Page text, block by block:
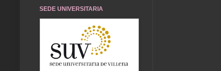
SEDE UNIVERSITARIA